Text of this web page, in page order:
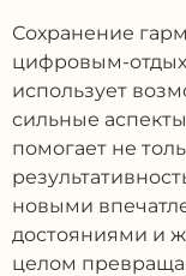
Сохранение
цифровым-
использует
сильные
помогает не
новыми
достояниями и
целом